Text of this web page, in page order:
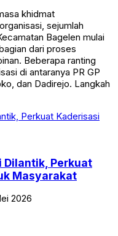
khidmat
sejumlah
Bagelen mulai
dari proses
Beberapa ranting
di antaranya PR GP
dan Dadirejo. Langkah
Dilantik, Perkuat
Masyarakat
2026